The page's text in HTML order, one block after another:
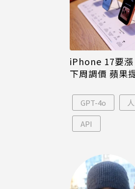
iPhone 17要
下周調價 蘋果
GPT-4o
API